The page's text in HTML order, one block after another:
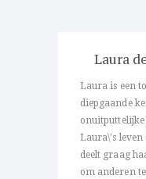
Laura
Laura is een
diepgaande
Laura\'s
deelt graag
om anderen